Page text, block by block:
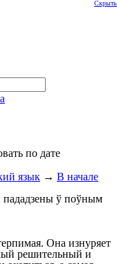
по дате
Скрыть
язык → В начале
пададзены ў поўным
Она изнуряет
решительный и